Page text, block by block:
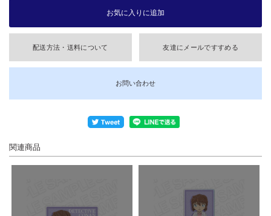
配送方法・送料について 友達にメールですすめる
お問い合わせ
関連商品